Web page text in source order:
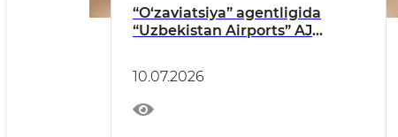
“O‘zaviatsiya” agentligida
“Uzbekistan Airports” AJ
10.07.2026